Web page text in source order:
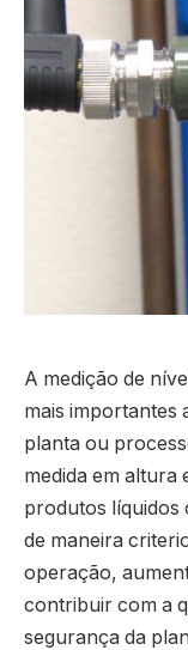
A medição de
mais importantes
planta ou
medida em altura
produtos líquidos
de maneira
operação,
contribuir com a
segurança da